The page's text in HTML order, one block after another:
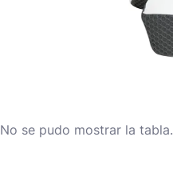
No se pudo mostrar la tabla.